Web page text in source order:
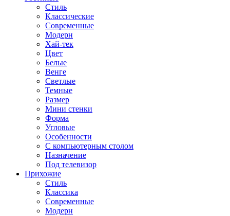
Стиль
Классические
Современные
Модерн
Хай-тек
Цвет
Белые
Венге
Светлые
Темные
Размер
Мини стенки
Форма
Угловые
Особенности
С компьютерным столом
Назначение
Под телевизор
Прихожие
Стиль
Классика
Современные
Модерн